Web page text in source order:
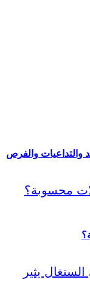
والتداعيات والفرص